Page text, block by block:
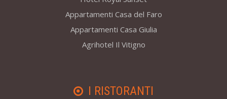
Appartamenti Casa del Faro
Appartamenti Casa Giulia
Agrihotel Il Vitigno
I RISTORANTI